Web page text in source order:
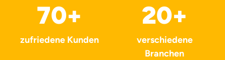
70+
zufriedene Kunden
20+
verschiedene
Branchen